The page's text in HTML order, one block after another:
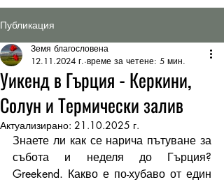
Публикация
Уикенд в Гърция - Керкини,
Солун и Термически залив
Земя благословена
12.11.2024 г. време за четене: 5 мин.
Актуализирано: 21.10.2025 г.
Знаете ли как се нарича пътуване за
събота и неделя до Гърция?
Greekend. Какво е по-хубаво от един